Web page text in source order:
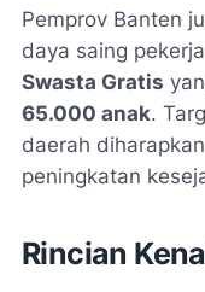
Pemprov Banten
daya saing
Swasta Gratis
65.000 anak.
daerah
peningkatan
Rincian